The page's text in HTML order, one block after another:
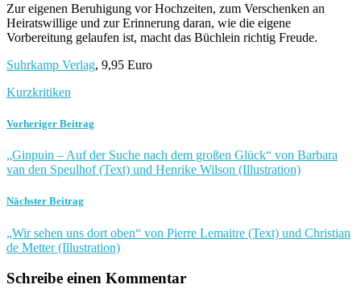
Zur eigenen Beruhigung vor Hochzeiten, zum Verschenken an
Heiratswillige und zur Erinnerung daran, wie die eigene
Vorbereitung gelaufen ist, macht das Büchlein richtig Freude.
Suhrkamp Verlag, 9,95 Euro
Kurzkritiken
Vorheriger Beitrag
„Ginpuin – Auf der Suche nach dem großen Glück“ von Barbara
van den Speulhof (Text) und Henrike Wilson (Illustration)
Nächster Beitrag
„Wir sehen uns dort oben“ von Pierre Lemaitre (Text) und Christian
de Metter (Illustration)
Schreibe einen Kommentar